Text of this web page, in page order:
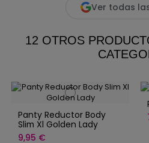
Ver todas
12 OTROS
Panty Reductor Body
Slim Xl Golden Lady
9,95 €